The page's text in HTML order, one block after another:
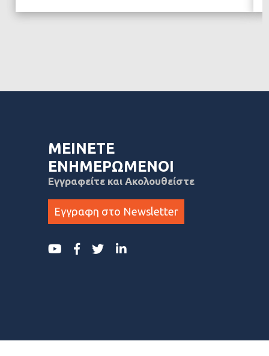
ΜΕΙΝΕΤΕ
ΕΝΗΜΕΡΩΜΕΝΟΙ
Εγγραφείτε και Ακολουθείστε
Εγγραφη στο Newsletter